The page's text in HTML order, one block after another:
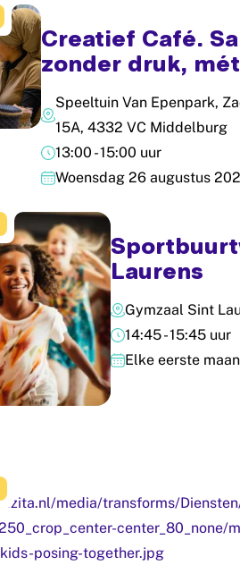
Creatief Café.
zonder druk,
Speeltuin Van Epenpark,
15A, 4332 VC Middelburg
13:00 - 15:00 uur
Woensdag 26 augustus
Laurens
Gymzaal Sint
14:45 - 15:45 uur
Elke eerste